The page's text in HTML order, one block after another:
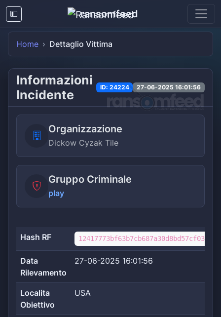
ransomfeed
Home Dettaglio Vittima
Informazioni
Incidente
ID: 24224 27-06-2025 16:01:56
Organizzazione
Dickow Cyzak Tile
Gruppo Criminale
play
Hash RF
Data
Rilevamento
27-06-2025 16:01:56
Localita
Obiettivo
USA